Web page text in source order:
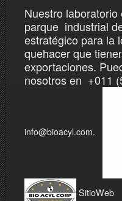
Nuestro
parque industrial
estratégico para la
quehacer que
exportaciones.
nosotros en +011
info@bioacyl.com.